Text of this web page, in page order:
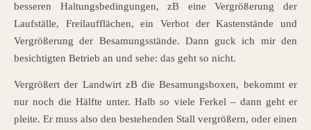
besseren Haltungsbedingungen, zB eine Vergrößerung der
Laufställe, Freilaufflächen, ein Verbot der Kastenstände und
Vergrößerung der Besamungsstände. Dann guck ich mir den
besichtigten Betrieb an und sehe: das geht so nicht.
Vergrößert der Landwirt zB die Besamungsboxen, bekommt er
nur noch die Hälfte unter. Halb so viele Ferkel – dann geht er
pleite. Er muss also den bestehenden Stall vergrößern, oder einen